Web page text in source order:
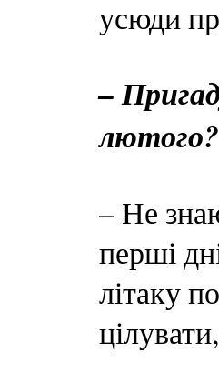
усюди
–
лютого?
– Не
перші
літаку